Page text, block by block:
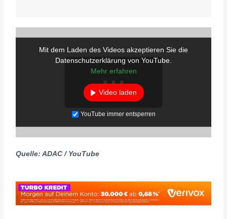
Mit dem Laden des Videos akzeptieren Sie die
Datenschutzerklärung von YouTube.
Mehr erfahren
Video laden
YouTube immer entsperren
Quelle: ADAC / YouTube